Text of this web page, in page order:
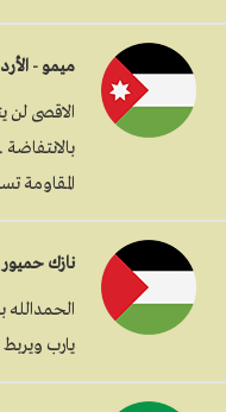
ميمو -
الاقصى لن
المقاومة
نازك
الحمدالله
يارب